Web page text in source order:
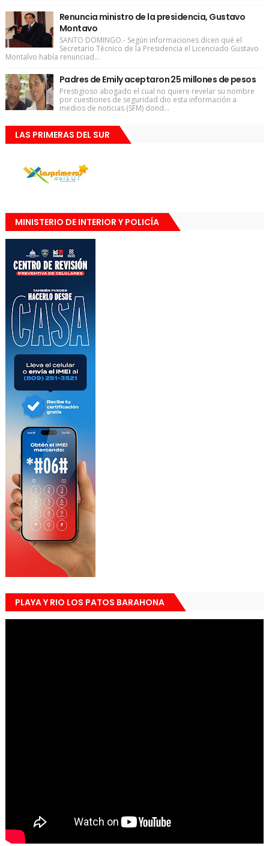
Renuncia ministro de la presidencia, Gustavo
Montavo
SANTO DOMINGO.- Según informaciones dicen qué el
Secretario Técnico de la Presidencia el Licenciado Gustavo
Montalvo había renunciad...
Padres de Emily aceptaron 25 millones de pesos
Prestigioso abogado el cual no quiere revelar su nombre
por cuestiones de seguridad dio esta información a
medios de noticias (SFM) dond...
LAS PRIMERAS DEL SUR
MINISTERIO DE INTERIOR Y POLICÍA
PLAYA Y RIO LOS PATOS BARAHONA